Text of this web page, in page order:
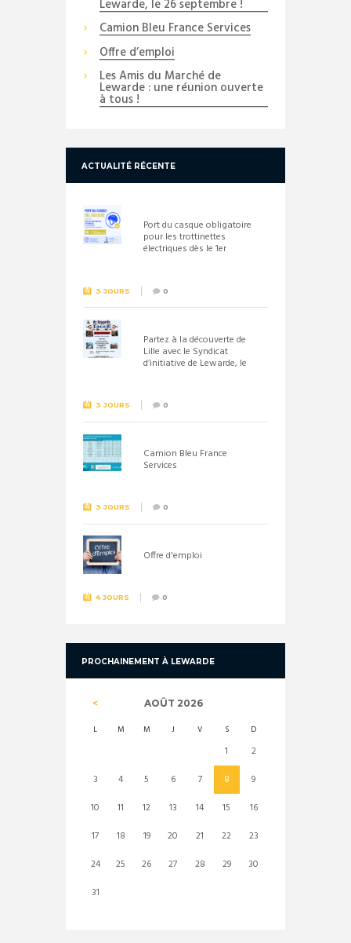
Lewarde, le 26 septembre !
Camion Bleu France Services
Offre d’emploi
Les Amis du Marché de
Lewarde : une réunion ouverte
à tous !
ACTUALITÉ RÉCENTE
Port du casque obligatoire
pour les trottinettes
électriques dès le 1er
3 JOURS 0
Partez à la découverte de
Lille avec le Syndicat
d’initiative de Lewarde, le
3 JOURS 0
Camion Bleu France
Services
3 JOURS 0
Offre d'emploi
4 JOURS 0
PROCHAINEMENT À LEWARDE
AOÛT 2026
L M M J V S D
1
2
3
4 5 6 7 8
9
10
11 12 13 14 15
16
17
18 19 20 21 22
23
24
25 26 27 28 29
30
31